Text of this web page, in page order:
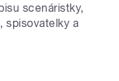
scenáristky,
spisovatelky a